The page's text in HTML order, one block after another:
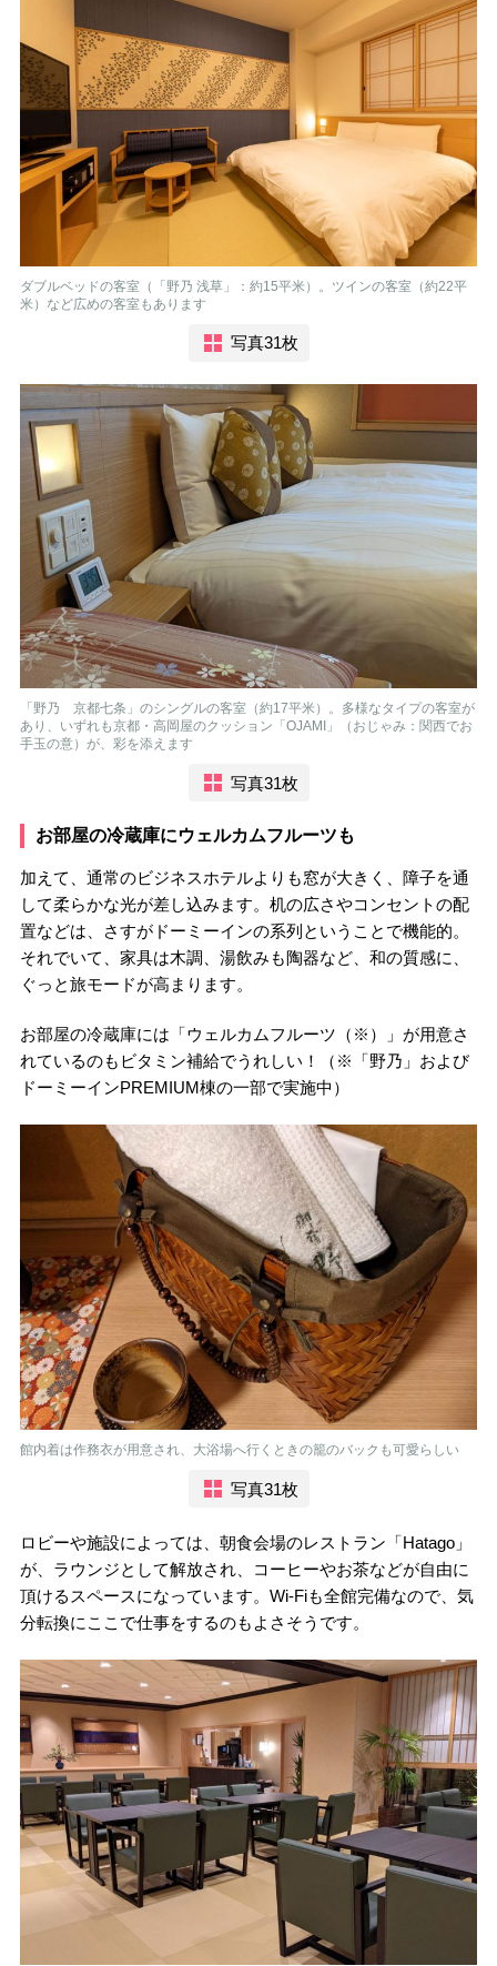
ダブルベッドの客室（「野乃 浅草」：約15平米）。ツインの客室（約22平
米）など広めの客室もあります
写真31枚
「野乃 京都七条」のシングルの客室（約17平米）。多様なタイプの客室が
あり、いずれも京都・高岡屋のクッション「OJAMI」（おじゃみ：関西でお
手玉の意）が、彩を添えます
写真31枚
お部屋の冷蔵庫にウェルカムフルーツも
加えて、通常のビジネスホテルよりも窓が大きく、障子を通
して柔らかな光が差し込みます。机の広さやコンセントの配
置などは、さすがドーミーインの系列ということで機能的。
それでいて、家具は木調、湯飲みも陶器など、和の質感に、
ぐっと旅モードが高まります。
お部屋の冷蔵庫には「ウェルカムフルーツ（※）」が用意さ
れているのもビタミン補給でうれしい！（※「野乃」および
ドーミーインPREMIUM棟の一部で実施中）
館内着は作務衣が用意され、大浴場へ行くときの籠のバックも可愛らしい
写真31枚
ロビーや施設によっては、朝食会場のレストラン「Hatago」
が、ラウンジとして解放され、コーヒーやお茶などが自由に
頂けるスペースになっています。Wi-Fiも全館完備なので、気
分転換にここで仕事をするのもよさそうです。